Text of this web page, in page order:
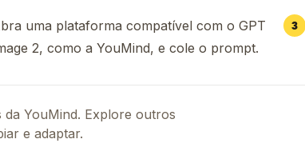
uma plataforma compatível com o GPT
2, como a YouMind, e cole o prompt.
3
YouMind. Explore outros
e adaptar.